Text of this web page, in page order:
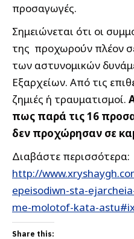
προσαγωγές.
Σημειώνεται ότι οι
της προχωρούν πλέον
των αστυνομικών
Εξαρχείων. Από τις
ζημιές ή τραυματισμοί.
πως παρά τις 16
δεν προχώρησαν σε
Διαβάστε περισσότερα:
http://
epeisodiwn-sta-
me-molotof-kata-
Share this: